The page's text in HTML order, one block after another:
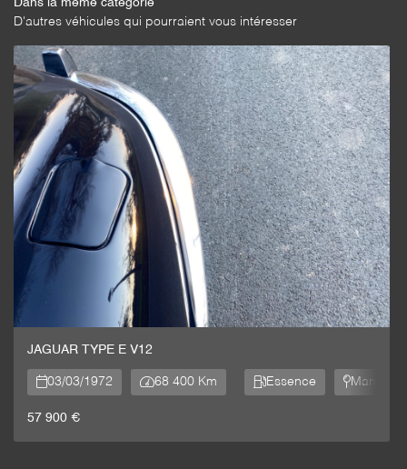
D'autres véhicules qui pourraient vous intéresser
JAGUAR TYPE E V12
03/03/1972 68 400 Km Essence Manuelle
57 900 €